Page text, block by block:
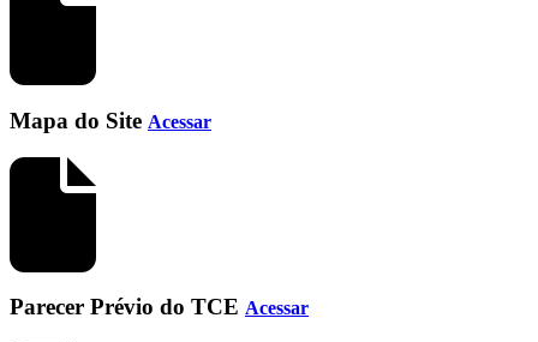
Mapa do Site Acessar
Parecer Prévio do TCE Acessar